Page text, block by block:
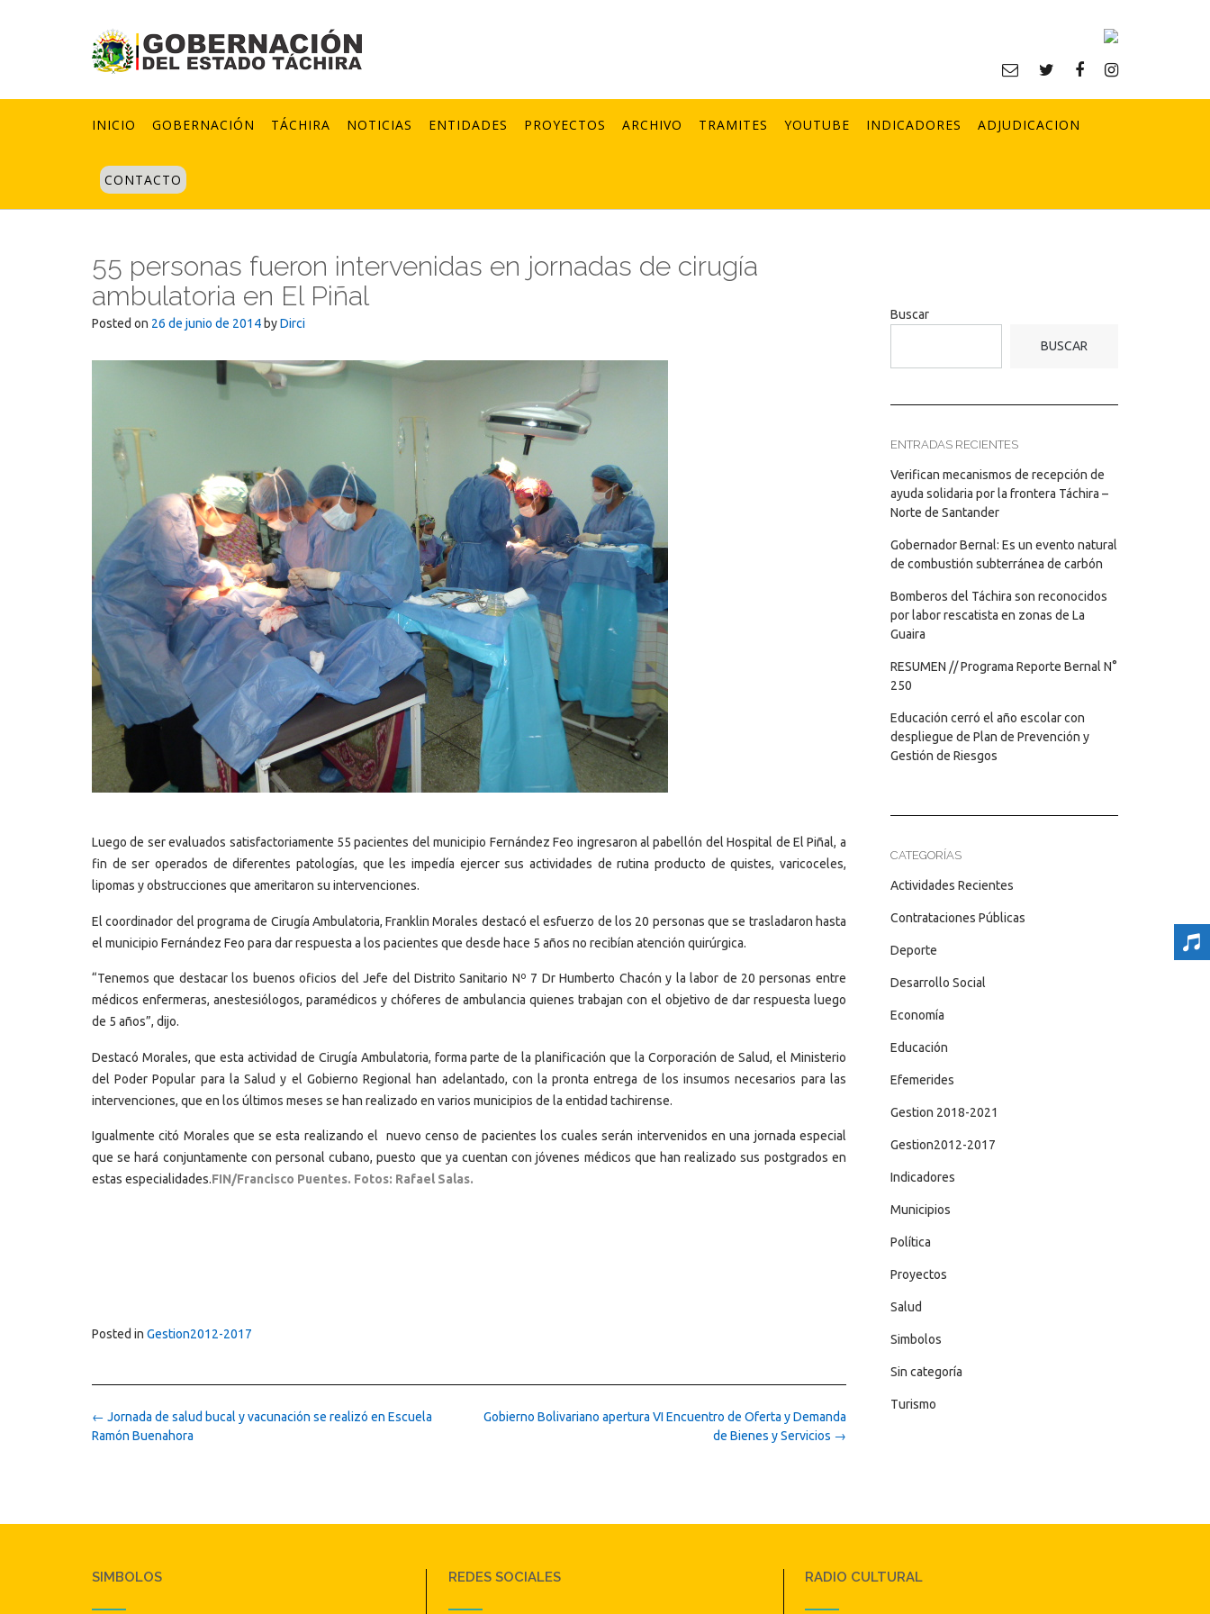
INICIO GOBERNACIÓN TÁCHIRA NOTICIAS ENTIDADES PROYECTOS ARCHIVO TRAMITES YOUTUBE INDICADORES ADJUDICACION
CONTACTO
55 personas fueron intervenidas en jornadas de cirugía
ambulatoria en El Piñal
Posted on 26 de junio de 2014 byDirci
Luego de ser evaluados satisfactoriamente 55 pacientes del municipio Fernández Feo ingresaron al pabellón del Hospital de El Piñal, a
fin de ser operados de diferentes patologías, que les impedía ejercer sus actividades de rutina producto de quistes, varicoceles,
lipomas y obstrucciones que ameritaron su intervenciones.
El coordinador del programa de Cirugía Ambulatoria, Franklin Morales destacó el esfuerzo de los 20 personas que se trasladaron hasta
el municipio Fernández Feo para dar respuesta a los pacientes que desde hace 5 años no recibían atención quirúrgica.
“Tenemos que destacar los buenos oficios del Jefe del Distrito Sanitario Nº 7 Dr Humberto Chacón y la labor de 20 personas entre
médicos enfermeras, anestesiólogos, paramédicos y chóferes de ambulancia quienes trabajan con el objetivo de dar respuesta luego
de 5 años”, dijo.
Destacó Morales, que esta actividad de Cirugía Ambulatoria, forma parte de la planificación que la Corporación de Salud, el Ministerio
del Poder Popular para la Salud y el Gobierno Regional han adelantado, con la pronta entrega de los insumos necesarios para las
intervenciones, que en los últimos meses se han realizado en varios municipios de la entidad tachirense.
Igualmente citó Morales que se esta realizando el nuevo censo de pacientes los cuales serán intervenidos en una jornada especial
que se hará conjuntamente con personal cubano, puesto que ya cuentan con jóvenes médicos que han realizado sus postgrados en
estas especialidades.FIN/Francisco Puentes. Fotos: Rafael Salas.
Posted in Gestion2012-2017
Post
navigation
Gobierno Bolivariano apertura VI Encuentro de Oferta y Demanda
de Bienes y Servicios →
← Jornada de salud bucal y vacunación se realizó en Escuela
Ramón Buenahora
Buscar
BUSCAR
ENTRADAS RECIENTES
Verifican mecanismos de recepción de
ayuda solidaria por la frontera Táchira –
Norte de Santander
Gobernador Bernal: Es un evento natural
de combustión subterránea de carbón
Bomberos del Táchira son reconocidos
por labor rescatista en zonas de La
Guaira
RESUMEN // Programa Reporte Bernal N°
250
Educación cerró el año escolar con
despliegue de Plan de Prevención y
Gestión de Riesgos
CATEGORÍAS
Actividades Recientes
Contrataciones Públicas
Deporte
Desarrollo Social
Economía
Educación
Efemerides
Gestion 2018-2021
Gestion2012-2017
Indicadores
Municipios
Política
Proyectos
Salud
Simbolos
Sin categoría
Turismo
SIMBOLOS REDES SOCIALES RADIO CULTURAL